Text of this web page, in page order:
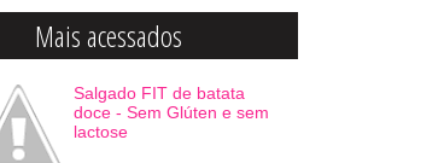
Mais acessados
Salgado FIT de batata
doce - Sem Glúten e sem
lactose